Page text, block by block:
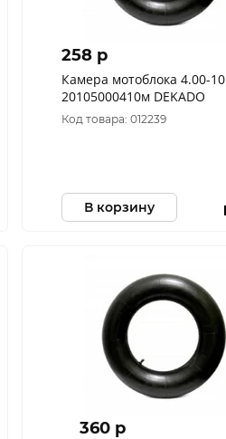
258 p
Камера мотоблока 4.00-10
20105000410м DEKADO
Код товара: 012239
В корзину
360 p